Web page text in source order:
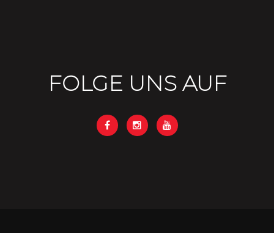
FOLGE UNS AUF